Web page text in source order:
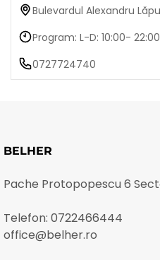
Bulevardul Alexandru
Program: L-D: 10:00- 22:00
0727724740
BELHER
Pache Protopopescu 6
Telefon: 0722466444
office@belher.ro